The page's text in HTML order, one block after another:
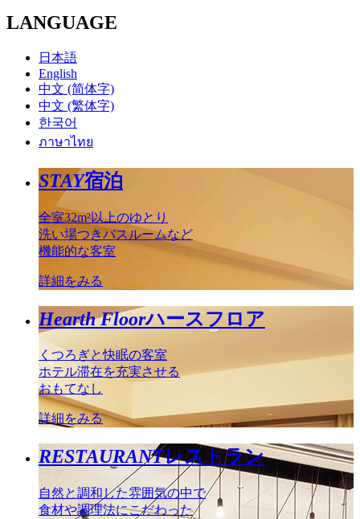
LANGUAGE
日本語
English
中文 (简体字)
中文 (繁体字)
한국어
ภาษาไทย
STAY宿泊
全室32m²以上のゆとり
洗い場つきバスルームなど
機能的な客室
詳細をみる
Hearth Floorハースフロア
くつろぎと快眠の客室
ホテル滞在を充実させる
おもてなし
詳細をみる
RESTAURANTレストラン
自然と調和した雰囲気の中で
食材や調理法にこだわった